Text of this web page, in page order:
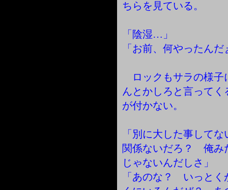
ちらを見ている。
「陰湿…」
「お前、何やったんだ
ロックもサラの様子
んとかしろと言って
が付かない。
「別に大した事して
関係ないだろ？ 俺み
じゃないんだしさ」
「あのな？ いっとく